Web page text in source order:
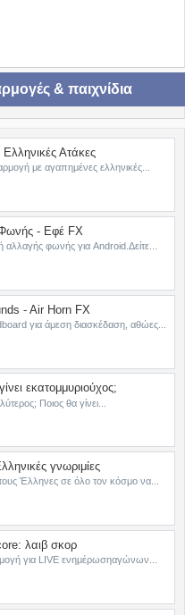
& παιχνίδια
Ατάκες
με αγαπημένες ελληνικές...
- Εφέ FX
αλλαγής φωνής για Android.Δείτε...
- Air Horn FX
για άμεση διασκέδαση, αθώες...
εκατομμυριούχος;
Ποιος θα γίνει...
γνωριμίες
Έλληνες σε όλο τον κόσμο να...
λαιβ σκορ
για LIVE ενημέρωσηαγώνων...